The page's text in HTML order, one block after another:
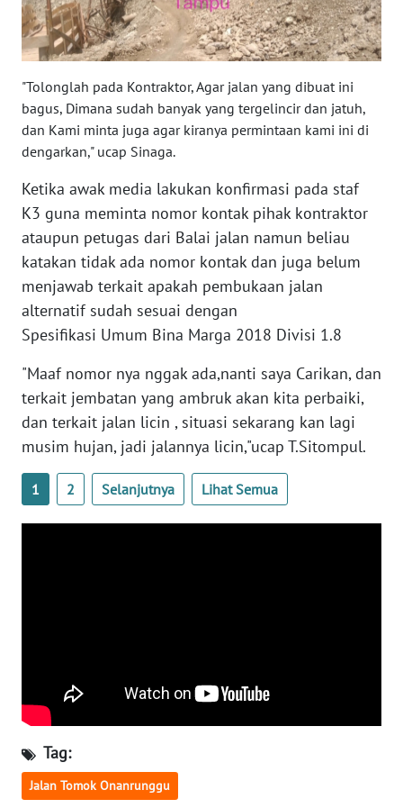
"Tolonglah pada Kontraktor, Agar jalan yang dibuat ini
bagus, Dimana sudah banyak yang tergelincir dan jatuh,
dan Kami minta juga agar kiranya permintaan kami ini di
dengarkan," ucap Sinaga.
Ketika awak media lakukan konfirmasi pada staf
K3 guna meminta nomor kontak pihak kontraktor
ataupun petugas dari Balai jalan namun beliau
katakan tidak ada nomor kontak dan juga belum
menjawab terkait apakah pembukaan jalan
alternatif sudah sesuai dengan
Spesifikasi Umum Bina Marga 2018 Divisi 1.8
"Maaf nomor nya nggak ada,nanti saya Carikan, dan
terkait jembatan yang ambruk akan kita perbaiki,
dan terkait jalan licin , situasi sekarang kan lagi
musim hujan, jadi jalannya licin,"ucap T.Sitompul.
1 2 Selanjutnya Lihat Semua
Tag:
Jalan Tomok Onanrunggu
WN
SULSEL
WN
GORONTALO
WN
WN
MALUKU
WN
DAIRI
WN
TOBA
WN
NIAS
LESUNG